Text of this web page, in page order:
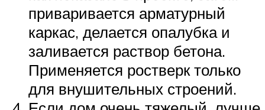
приваривается арматурный
каркас, делается опалубка и
заливается раствор бетона.
Применяется ростверк только
для внушительных строений.